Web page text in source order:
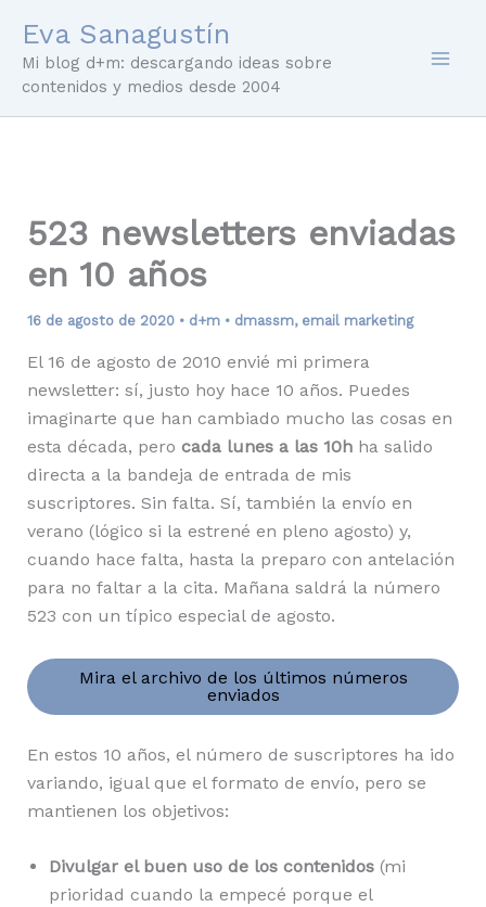
contenido
Eva Sanagustín
Mi blog d+m: descargando ideas sobre
contenidos y medios desde 2004
523 newsletters enviadas
en 10 años
16 de agosto de 2020 • d+m• dmassm, email marketing
El 16 de agosto de 2010 envié mi primera
newsletter: sí, justo hoy hace 10 años. Puedes
imaginarte que han cambiado mucho las cosas en
esta década, pero cada lunes a las 10hha salido
directa a la bandeja de entrada de mis
suscriptores. Sin falta. Sí, también la envío en
verano (lógico si la estrené en pleno agosto) y,
cuando hace falta, hasta la preparo con antelación
para no faltar a la cita. Mañana saldrá la número
523 con un típico especial de agosto.
Mira el archivo de los últimos números
enviados
En estos 10 años, el número de suscriptores ha ido
variando, igual que el formato de envío, pero se
mantienen los objetivos:
Divulgar el buen uso de los contenidos(mi
prioridad cuando la empecé porque el